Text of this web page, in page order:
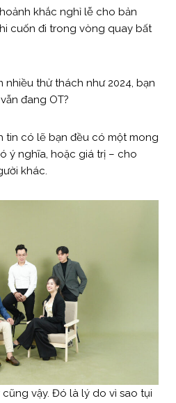
khắc nghỉ lễ cho bản
cuốn đi trong vòng quay bất
nhiều thử thách như 2024, bạn
đang OT?
tin có lẽ bạn đều có một mong
ý nghĩa, hoặc giá trị – cho
khác.
cũng vậy. Đó là lý do vì sao tụi